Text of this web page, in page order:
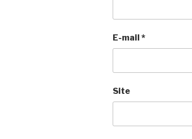
E-mail *
Site